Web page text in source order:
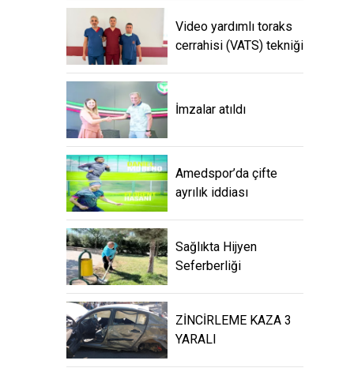
Video yardımlı toraks
cerrahisi (VATS) tekniği
İmzalar atıldı
Amedspor’da çifte
ayrılık iddiası
Sağlıkta Hijyen
Seferberliği
ZİNCİRLEME KAZA 3
YARALI